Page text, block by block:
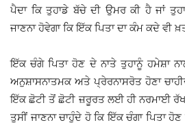
ਪੈਦਾ ਕਿ ਤੁਹਾਡੇ ਬੱਚੇ ਦੀ ਉਮਰ ਕੀ ਹੈ ਜਾਂ
ਜਾਣਨਾ ਹੋਵੇਗਾ ਕਿ ਇੱਕ ਪਿਤਾ ਦਾ ਕੰਮ ਕਦੇ ਵੀ
ਇੱਕ ਚੰਗੇ ਪਿਤਾ ਹੋਣ ਦੇ ਨਾਤੇ ਤੁਹਾਨੂੰ ਹਮੇਸ਼ਾ
ਅਨੁਸ਼ਾਸਨਾਤਮਕ ਅਤੇ ਪ੍ਰੇਰਨਾਸਰੋਤ ਹੋਣਾ
ਇੱਕ ਛੋਟੀ ਤੋਂ ਛੋਟੀ ਜ਼ਰੂਰਤ ਲਈ ਹੀ ਨਰਮਾਈ
ਤੁਸੀਂ ਜਾਣਨਾ ਚਾਹੁੰਦੇ ਹੋ ਕਿ ਇੱਕ ਚੰਗਾ ਪਿਤਾ